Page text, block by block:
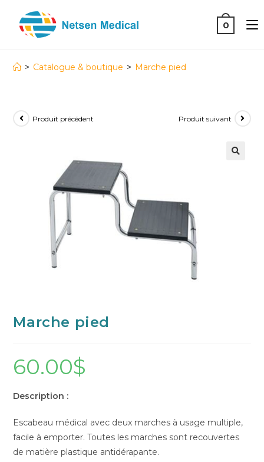
0
> Catalogue & boutique > Marche pied
Produit précédent Produit suivant
Marche pied
60.00$
Description :
Escabeau médical avec deux marches à usage multiple,
facile à emporter. Toutes les marches sont recouvertes
de matière plastique antidérapante.